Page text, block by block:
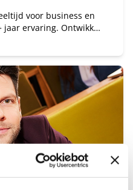
voor business en
ervaring. Ontwikkel